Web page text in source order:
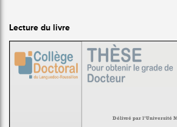
Lecture du livre